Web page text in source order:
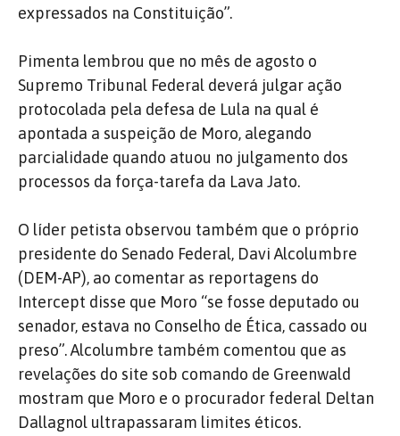
expressados na Constituição”.
Pimenta lembrou que no mês de agosto o
Supremo Tribunal Federal deverá julgar ação
protocolada pela defesa de Lula na qual é
apontada a suspeição de Moro, alegando
parcialidade quando atuou no julgamento dos
processos da força-tarefa da Lava Jato.
O líder petista observou também que o próprio
presidente do Senado Federal, Davi Alcolumbre
(DEM-AP), ao comentar as reportagens do
Intercept disse que Moro “se fosse deputado ou
senador, estava no Conselho de Ética, cassado ou
preso”. Alcolumbre também comentou que as
revelações do site sob comando de Greenwald
mostram que Moro e o procurador federal Deltan
Dallagnol ultrapassaram limites éticos.